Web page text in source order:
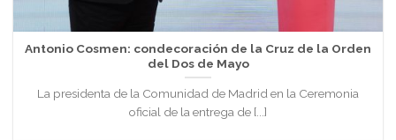
Antonio Cosmen: condecoración de la Cruz de la Orden
del Dos de Mayo
La presidenta de la Comunidad de Madrid en la Ceremonia
oficial de la entrega de [...]